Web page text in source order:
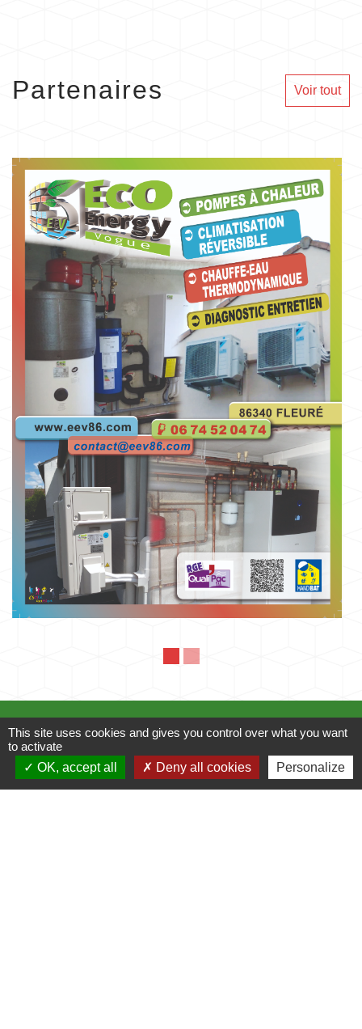
Partenaires Voir tout
Mairie
Commune de Fleuré
Route de Poitiers
This site uses cookies and gives you control over what you want
to activate
OK, accept all
Deny all cookies Personalize